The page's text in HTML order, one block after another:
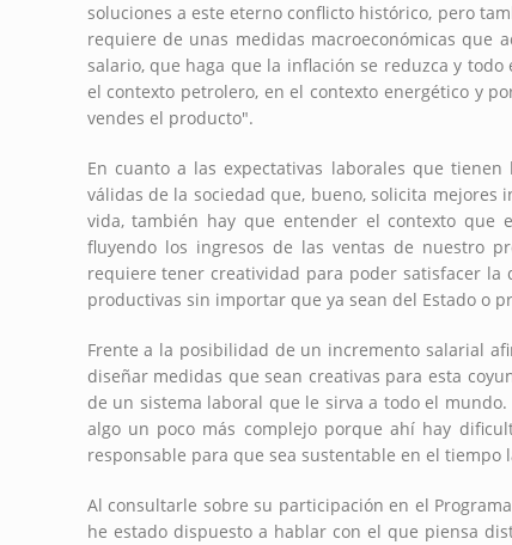
soluciones a este eterno conflicto histórico, pero
requiere de unas medidas macroeconómicas
salario, que haga que la inflación se reduzca y
el contexto petrolero, en el contexto energético y
vendes el producto".
En cuanto a las expectativas laborales que
válidas de la sociedad que, bueno, solicita
vida, también hay que entender el contexto que
fluyendo los ingresos de las ventas de nuestro
requiere tener creatividad para poder satisfacer
productivas sin importar que ya sean del Estado o
Frente a la posibilidad de un incremento salarial
diseñar medidas que sean creativas para esta
de un sistema laboral que le sirva a todo el
algo un poco más complejo porque ahí hay
responsable para que sea sustentable en el tiempo
Al consultarle sobre su participación en el
he estado dispuesto a hablar con el que piensa